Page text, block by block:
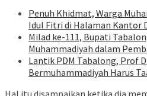
Penuh Khidmat, Warga
Idul Fitri di Halaman Kantor
Milad ke-111, Bupati
Muhammadiyah dalam
Lantik PDM Tabalong, Prof
Bermuhammadiyah Harus